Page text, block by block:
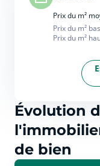
Prix du m²
Prix du m²
Prix du m²
Évolution
de bien